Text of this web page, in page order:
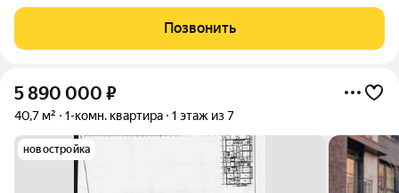
квартиры. Площадь квартиры 83,5м2 без отделки. Есть
возможность заказать ремонт "под ключ" у
Позвонить
5 890 000 ₽
40,7 м² 1-комн. квартира 1 этаж из 7
новостройка